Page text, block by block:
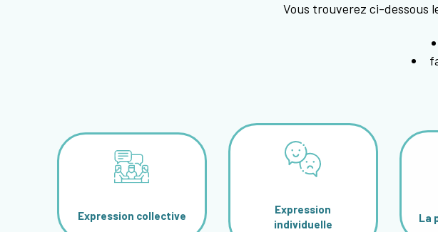
Vous trouverez ci-dessous
Expression collective
Expression
individuelle
La